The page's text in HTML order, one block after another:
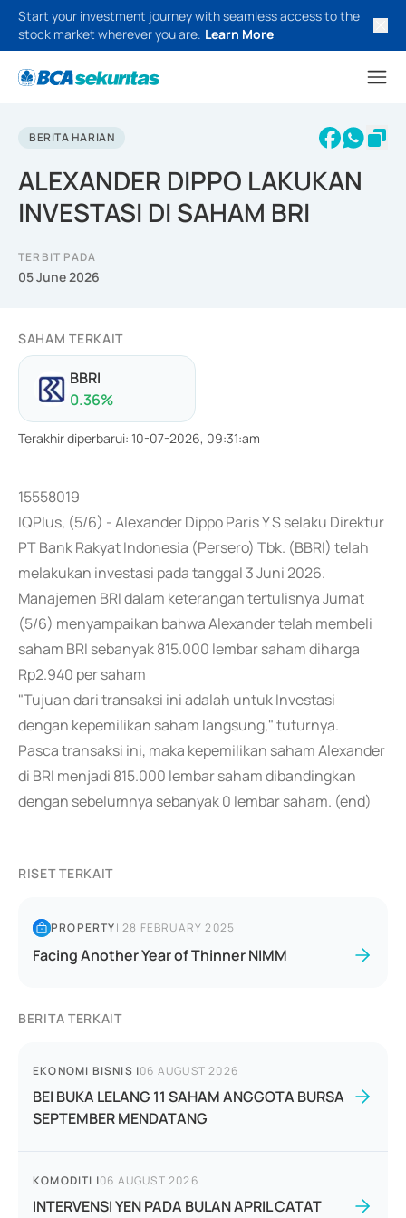
Start your investment journey with seamless access to the
stock market wherever you are. Learn More
BERITA HARIAN
ALEXANDER DIPPO LAKUKAN
INVESTASI DI SAHAM BRI
TERBIT PADA
05 June 2026
SAHAM TERKAIT
BBRI
0.36%
Terakhir diperbarui: 10-07-2026, 09:31:am
15558019
IQPlus, (5/6) - Alexander Dippo Paris Y S selaku Direktur
PT Bank Rakyat Indonesia (Persero) Tbk. (BBRI) telah
melakukan investasi pada tanggal 3 Juni 2026.
Manajemen BRI dalam keterangan tertulisnya Jumat
(5/6) menyampaikan bahwa Alexander telah membeli
saham BRI sebanyak 815.000 lembar saham diharga
Rp2.940 per saham
"Tujuan dari transaksi ini adalah untuk Investasi
dengan kepemilikan saham langsung," tuturnya.
Pasca transaksi ini, maka kepemilikan saham Alexander
di BRI menjadi 815.000 lembar saham dibandingkan
dengan sebelumnya sebanyak 0 lembar saham. (end)
RISET TERKAIT
PROPERTY|28 FEBRUARY 2025
Facing Another Year of Thinner NIMM
BERITA TERKAIT
EKONOMI BISNIS |06 AUGUST 2026
BEI BUKA LELANG 11 SAHAM ANGGOTA BURSA
SEPTEMBER MENDATANG
KOMODITI |06 AUGUST 2026
INTERVENSI YEN PADA BULAN APRIL CATAT